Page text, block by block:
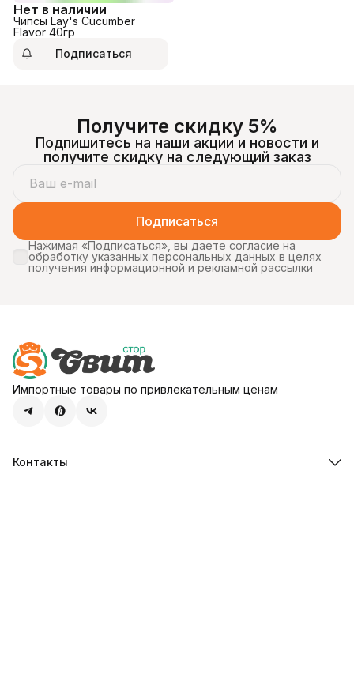
Нет в наличии
Чипсы Lay's Cucumber
Flavor 40гр
Подписаться
Получите скидку 5%
Подпишитесь на наши акции и новости и
получите скидку на следующий заказ
Подписаться
Нажимая «Подписаться», вы даете согласие на
обработку указанных персональных данных в целях
получения информационной и рекламной рассылки
Импортные товары по привлекательным ценам
Контакты